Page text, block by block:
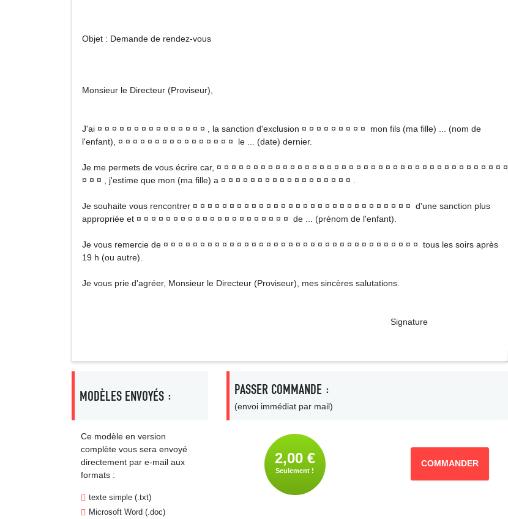
Objet : Demande de rendez-vous
Monsieur le Directeur (Proviseur),
J'ai ¤ ¤ ¤ ¤ ¤ ¤ ¤ ¤ ¤ ¤ ¤ ¤ ¤ ¤ ¤ , la sanction d'exclusion ¤ ¤ ¤ ¤ ¤ ¤ ¤ ¤ ¤ mon fils (ma fille) ... (nom de
l'enfant), ¤ ¤ ¤ ¤ ¤ ¤ ¤ ¤ ¤ ¤ ¤ ¤ ¤ ¤ ¤ ¤ le ... (date) dernier.
Je me permets de vous écrire car, ¤ ¤ ¤ ¤ ¤ ¤ ¤ ¤ ¤ ¤ ¤ ¤ ¤ ¤ ¤ ¤ ¤ ¤ ¤ ¤ ¤ ¤ ¤ ¤ ¤ ¤ ¤ ¤ ¤ ¤ ¤ ¤ ¤ ¤ ¤ ¤ ¤ ¤ ¤ ¤
¤ ¤ ¤ , j'estime que mon (ma fille) a ¤ ¤ ¤ ¤ ¤ ¤ ¤ ¤ ¤ ¤ ¤ ¤ ¤ ¤ ¤ ¤ ¤ ¤ .
Je souhaite vous rencontrer ¤ ¤ ¤ ¤ ¤ ¤ ¤ ¤ ¤ ¤ ¤ ¤ ¤ ¤ ¤ ¤ ¤ ¤ ¤ ¤ ¤ ¤ ¤ ¤ ¤ ¤ ¤ ¤ ¤ ¤ d'une sanction plus
appropriée et ¤ ¤ ¤ ¤ ¤ ¤ ¤ ¤ ¤ ¤ ¤ ¤ ¤ ¤ ¤ ¤ ¤ ¤ ¤ ¤ ¤ de ... (prénom de l'enfant).
Je vous remercie de ¤ ¤ ¤ ¤ ¤ ¤ ¤ ¤ ¤ ¤ ¤ ¤ ¤ ¤ ¤ ¤ ¤ ¤ ¤ ¤ ¤ ¤ ¤ ¤ ¤ ¤ ¤ ¤ ¤ ¤ ¤ ¤ ¤ ¤ ¤ tous les soirs après
19 h (ou autre).
Je vous prie d'agréer, Monsieur le Directeur (Proviseur), mes sincères salutations.
Signature
MODÈLES ENVOYÉS :
Ce modèle en version
complète vous sera envoyé
directement par e-mail aux
formats :
texte simple (.txt)
Microsoft Word (.doc)
PASSER COMMANDE :
(envoi immédiat par mail)
2,00 €
Seulement !
COMMANDER